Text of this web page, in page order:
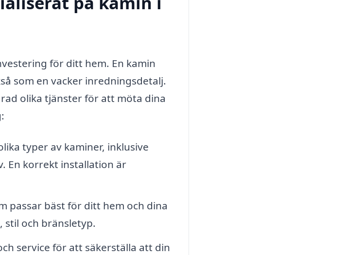
för ditt hem. En kamin
som en vacker inredningsdetalj.
olika tjänster för att möta dina
typer av kaminer, inklusive
En korrekt installation är
passar bäst för ditt hem och dina
och bränsletyp.
service för att säkerställa att din